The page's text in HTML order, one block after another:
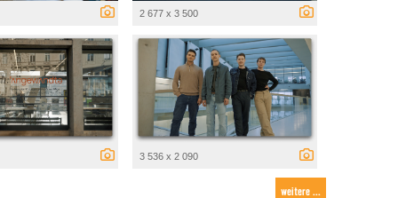
2 677 x 3 500
3 536 x 2 090
weitere ...